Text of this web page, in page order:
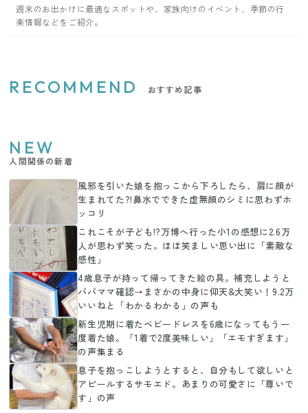
週末のお出かけに最適なスポットや、家族向けのイベント、季節の行
楽情報などをご紹介。
RECOMMEND おすすめ記事
NEW
人間関係の新着
風邪を引いた娘を抱っこから下ろしたら、肩に顔が
生まれてた?!鼻水でできた虚無顔のシミに思わずホ
ッコリ
これこそが子ども!?万博へ行った小1の感想に2.6万
人が思わず笑った。ほほ笑ましい思い出に「素敵な
感性」
4歳息子が持って帰ってきた絵の具。補充しようと
パパママ確認→まさかの中身に仰天&大笑い！9.2万
いいねと「わかるわかる」の声も
新生児期に着たベビードレスを6歳になってもう一
度着た娘。「1着で2度美味しい」「エモすぎます」
の声集まる
息子を抱っこしようとすると、自分もして欲しいと
アピールするサモエド。あまりの可愛さに「尊いで
す」の声